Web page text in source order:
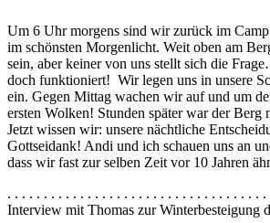
Um 6 Uhr morgens sind wir zurück im
im schönsten Morgenlicht. Weit oben am
sein, aber keiner von uns stellt sich die
doch funktioniert! Wir legen uns in unsere
ein. Gegen Mittag wachen wir auf und um
ersten Wolken! Stunden später war der Berg
Jetzt wissen wir: unsere nächtliche
Gottseidank! Andi und ich schauen uns an
dass wir fast zur selben Zeit vor 10 Jahren
. . . . . . . . . . . . . . . . . . . . . . . . . . . . . . . . . . .
Interview mit Thomas zur Winterbesteigung